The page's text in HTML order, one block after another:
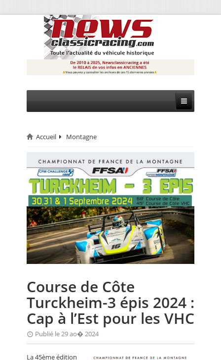
CIRCUIT
RALLYE
MONTAGNE
EVÈNEMENTS
CALENDRIER
FOCUS
ANNUAIRES
PETITES ANNONCES
Accueil Montagne
Course de Côte
Turckheim-3 épis 2024 :
Cap à l’Est pour les VHC
Publié le 29 ao� 2024
La 45ème édition